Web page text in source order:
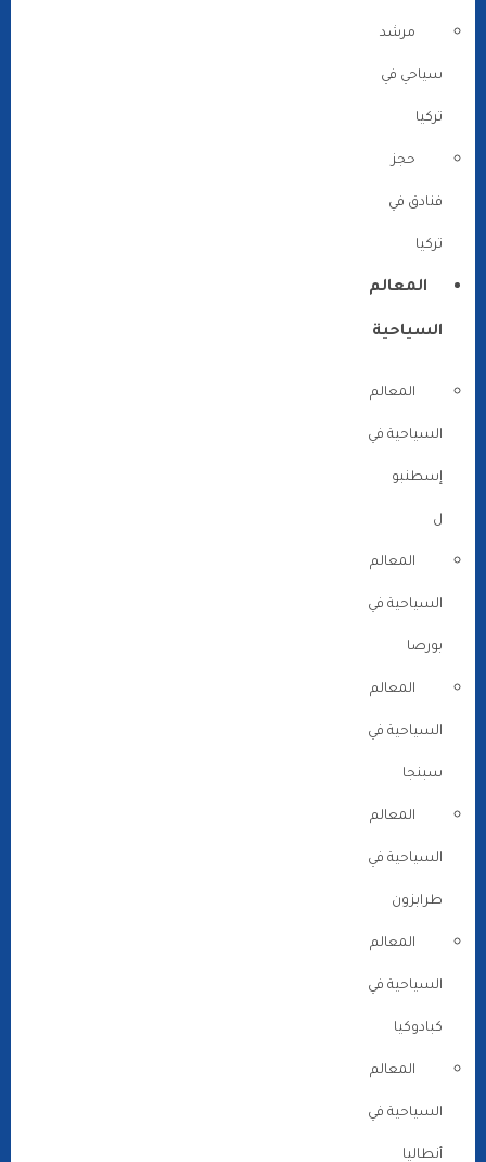
مرشد
سياحي في
تركيا
حجز
فنادق في
تركيا
المعالم
السياحية
المعالم
السياحية في
إسطنبو
ل
المعالم
السياحية في
بورصا
المعالم
السياحية في
سبنجا
المعالم
السياحية في
طرابزون
المعالم
السياحية في
كبادوكيا
المعالم
السياحية في
أنطاليا